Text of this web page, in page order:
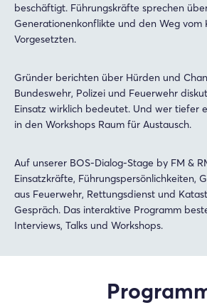
beschäftigt. Führungskräfte sprechen
Generationenkonflikte und den Weg vom
Vorgesetzten.
Gründer berichten über Hürden und
Bundeswehr, Polizei und Feuerwehr
Einsatz wirklich bedeutet. Und wer tiefer
in den Workshops Raum für Austausch.
Auf unserer BOS-Dialog-Stage by FM &
Einsatzkräfte, Führungspersönlichkeiten,
aus Feuerwehr, Rettungsdienst und
Gespräch. Das interaktive Programm
Interviews, Talks und Workshops.